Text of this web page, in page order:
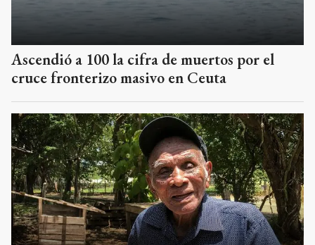
Ascendió a 100 la cifra de muertos por el
cruce fronterizo masivo en Ceuta